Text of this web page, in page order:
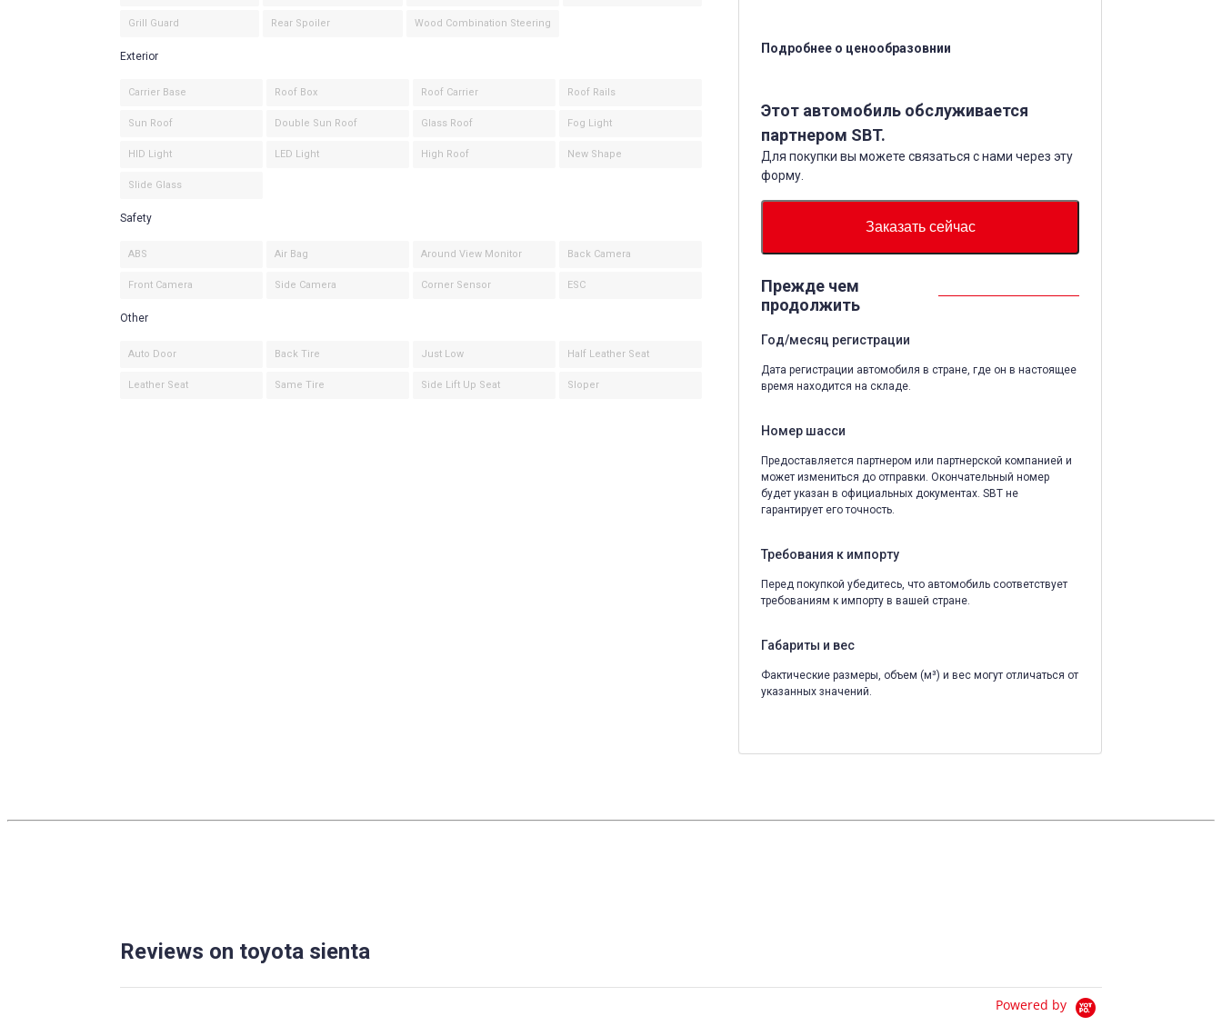
Подробнее о ценообразовнии
Этот автомобиль обслуживается
партнером SBT.
Для покупки вы можете связаться с нами через эту
форму.
Заказать сейчас
Прежде чем
продолжить
Год/месяц регистрации
Дата регистрации автомобиля в стране, где он в настоящее
время находится на складе.
Номер шасси
Предоставляется партнером или партнерской компанией и
может измениться до отправки. Окончательный номер
будет указан в официальных документах. SBT не
гарантирует его точность.
Требования к импорту
Перед покупкой убедитесь, что автомобиль соответствует
требованиям к импорту в вашей стране.
Габариты и вес
Фактические размеры, объем (м³) и вес могут отличаться от
указанных значений.
Grill Guard Rear Spoiler Wood Combination Steering
Exterior
Carrier Base Roof Box Roof Carrier Roof Rails
Sun Roof Double Sun Roof Glass Roof Fog Light
HID Light LED Light High Roof New Shape
Slide Glass
Safety
ABS Air Bag Around View Monitor Back Camera
Front Camera Side Camera Corner Sensor ESC
Other
Auto Door Back Tire Just Low Half Leather Seat
Leather Seat Same Tire Side Lift Up Seat Sloper
Reviews on toyota sienta
Powered by